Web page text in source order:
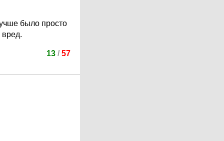
было просто
вред.
13/ 57